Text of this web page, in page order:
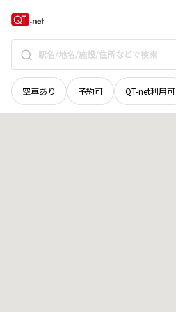
空車あり 予約可 QT-net利用可
茨城県